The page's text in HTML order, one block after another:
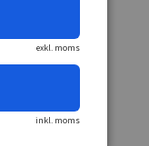
exkl. moms
inkl. moms